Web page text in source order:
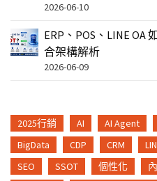
2026-06-10
ERP、POS、LINE OA
合架構解析
2026-06-09
2025行銷 AI AI Agent
BigData
CDP CRM
SEO
SSOT 個性化